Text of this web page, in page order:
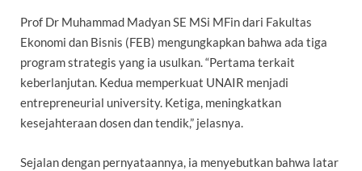
Prof Dr Muhammad Madyan SE MSi MFin dari Fakultas
Ekonomi dan Bisnis (FEB) mengungkapkan bahwa ada tiga
program strategis yang ia usulkan. “Pertama terkait
keberlanjutan. Kedua memperkuat UNAIR menjadi
entrepreneurial university. Ketiga, meningkatkan
kesejahteraan dosen dan tendik,” jelasnya.
Sejalan dengan pernyataannya, ia menyebutkan bahwa latar